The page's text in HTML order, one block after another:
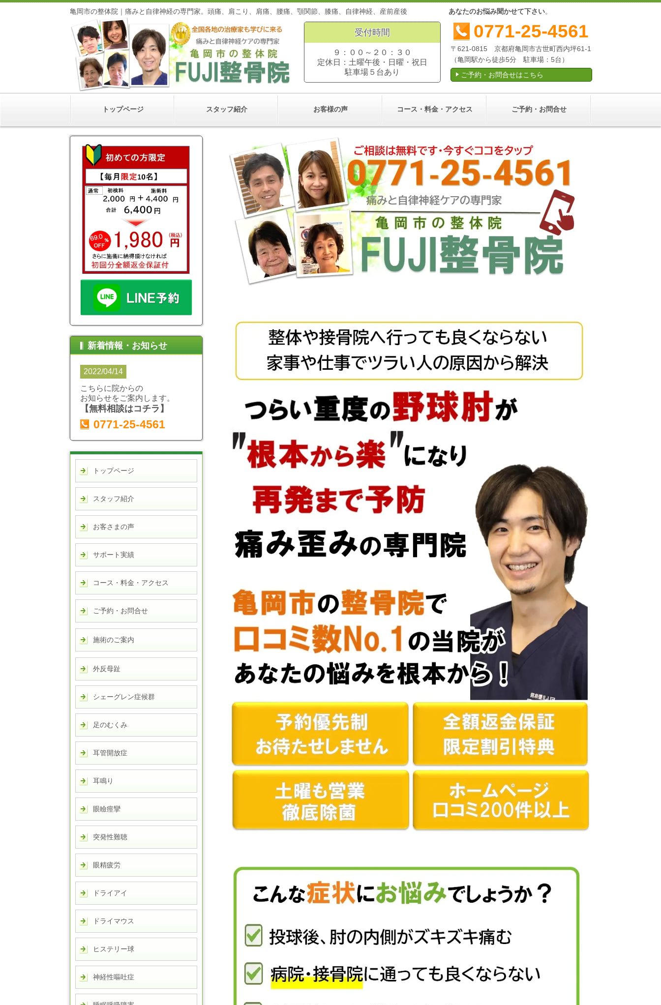
亀岡市の整体院｜痛みと自律神経の専門家。頭痛、肩こり、肩痛、腰痛、顎関節、膝痛、自律神経、産前産後 あなたのお悩み聞かせて下さい。
受付時間
９：００～２０：３０
定休日：土曜午後・日曜・祝日
駐車場５台あり
0771-25-4561
〒621-0815 京都府亀岡市古世町西内坪61-1
（亀岡駅から徒歩5分 駐車場：5台）
ご予約・お問合せはこちら
トップページ スタッフ紹介 お客様の声 コース・料金・アクセス ご予約・お問合せ
新着情報・お知らせ
2022/04/14
こちらに院からの
お知らせをご案内します。
【無料相談はコチラ】
0771-25-4561
トップページ
スタッフ紹介
お客さまの声
サポート実績
コース・料金・アクセス
ご予約・お問合せ
施術のご案内
外反母趾
シェーグレン症候群
足のむくみ
耳管開放症
耳鳴り
眼瞼痙攣
突発性難聴
眼精疲労
ドライアイ
ドライマウス
ヒステリー球
神経性嘔吐症